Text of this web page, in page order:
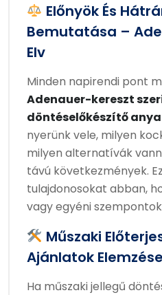
Előnyök És
Bemutatása –
Elv
Minden napirendi pont
Adenauer-kereszt
döntéselőkészítő
nyerünk vele, milyen
milyen alternatívák
távú következmények.
tulajdonosokat abban,
vagy egyéni
Műszaki
Ajánlatok Elemzése
Ha műszaki jellegű